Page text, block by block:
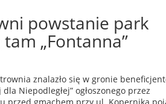
powstanie park
„Fontanna”
znalazło się w gronie
Niepodległej” ogłoszonego przez